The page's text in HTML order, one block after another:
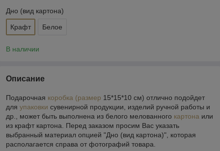
Дно (вид картона)
Крафт Белое
В наличии
Описание
Подарочная коробка (размер 15*15*10 см) отлично подойдет
для упаковки сувенирной продукции, изделий ручной работы и
др., может быть выполнена из белого мелованного картона или
из крафт картона. Перед заказом просим Вас указать
выбранный материал опцией "Дно (вид картона)", которая
располагается справа от фотографий товара.